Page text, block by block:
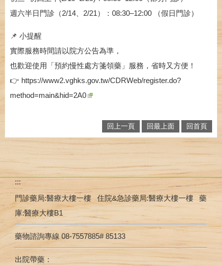
週六半日門診（2/14、2/21）：08:30–12:00 （假日門診）
📌 小提醒
實際服務時間請以院方公告為準，
也歡迎使用「預約慢性處方箋領藥」服務，省時又方便！
👉 https://www2.vghks.gov.tw/CDRWeb/register.do?
method=main&hid=2A0
回上一頁 回最上面 回首頁
:::
門診藥局:醫療大樓一樓 住院&急診藥局:醫療大樓一樓 藥
庫:醫療大樓B1
藥物諮詢專線 08-7557885# 85133
出院帶藥：